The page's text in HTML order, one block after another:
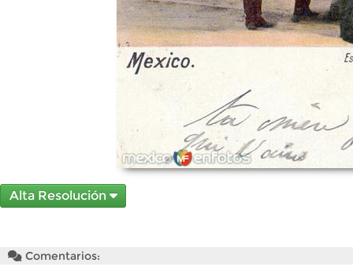
Alta Resolución
Comentarios: